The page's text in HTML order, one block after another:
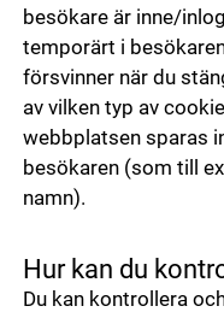
besökare är inne/
temporärt i
försvinner när du
av vilken typ av
webbplatsen sparas
besökaren (som till
namn).
Hur kan du
Du kan kontrollera